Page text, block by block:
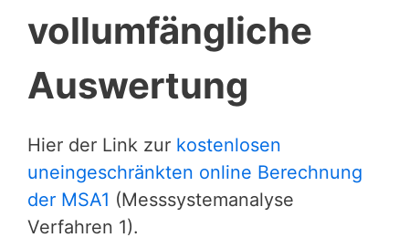
vollumfängliche
Auswertung
Hier der Link zur kostenlosen
uneingeschränkten online Berechnung
der MSA1 (Messsystemanalyse
Verfahren 1).